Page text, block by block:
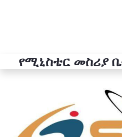
የሚኒስቴር መስሪያ